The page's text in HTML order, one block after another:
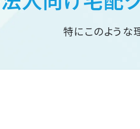
特にこのような